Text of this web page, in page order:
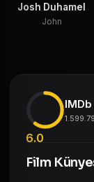
Josh Duhamel
John
6.0
IMDb
Film